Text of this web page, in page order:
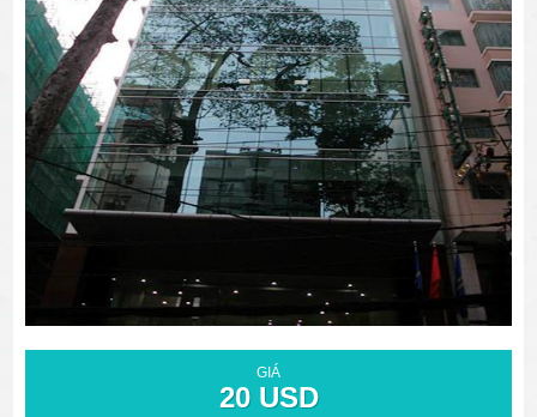
GIÁ
20 USD
văn phòng cho thuê quận 3
văn phòng quận 1
văn phòng quận 3
cao ốc văn phòng quận 1